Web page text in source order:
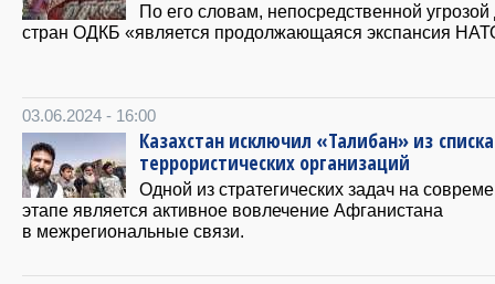
По его словам, непосредственной угрозой
стран ОДКБ «является продолжающаяся экспансия
03.06.2024 - 16:00
Казахстан исключил «Талибан» из списка
террористических организаций
Одной из стратегических задач на
этапе является активное вовлечение Афганистана
в межрегиональные связи.